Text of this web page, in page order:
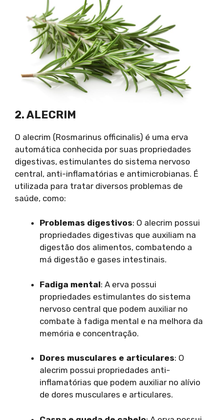
2. ALECRIM
O alecrim (Rosmarinus officinalis) é uma erva
automática conhecida por suas propriedades
digestivas, estimulantes do sistema nervoso
central, anti-inflamatórias e antimicrobianas. É
utilizada para tratar diversos problemas de
saúde, como:
Problemas digestivos: O alecrim possui
propriedades digestivas que auxiliam na
digestão dos alimentos, combatendo a
má digestão e gases intestinais.
Fadiga mental: A erva possui
propriedades estimulantes do sistema
nervoso central que podem auxiliar no
combate à fadiga mental e na melhora da
memória e concentração.
Dores musculares e articulares: O
alecrim possui propriedades anti-
inflamatórias que podem auxiliar no alívio
de dores musculares e articulares.